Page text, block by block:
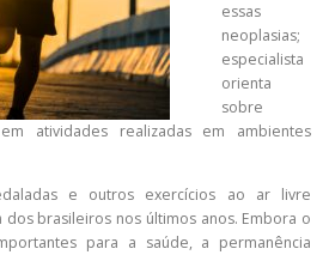
essas
neoplasias;
especialista
orienta
sobre
atividades realizadas em ambientes
e outros exercícios ao ar livre
dos brasileiros nos últimos anos. Embora o
para a saúde, a permanência